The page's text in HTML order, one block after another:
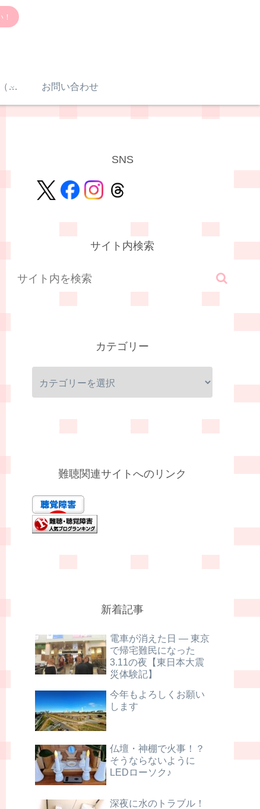
感音性難聴入院日記（体験談） お問い合わせ
SNS
サイト内検索
カテゴリー
難聴関連サイトへのリンク
新着記事
電車が消えた日 ― 東京
で帰宅難民になった
3.11の夜【東日本大震
災体験記】
今年もよろしくお願い
します
仏壇・神棚で火事！？
そうならないように
LEDローソク♪
深夜に水のトラブル！